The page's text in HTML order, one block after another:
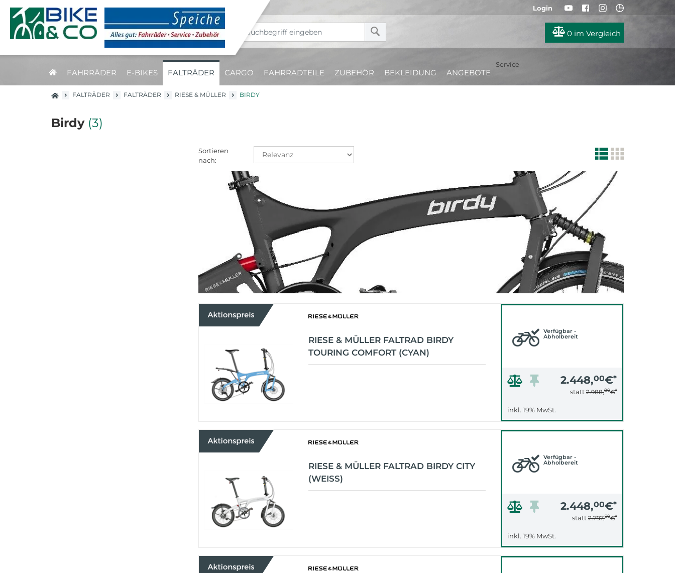
Login
0 im Vergleich
FAHRRÄDER E-BIKES FALTRÄDER CARGO FAHRRADTEILE ZUBEHÖR BEKLEIDUNG ANGEBOTE
Service
FALTRÄDER FALTRÄDER RIESE & MÜLLER BIRDY
Birdy (3)
Sortieren
nach:
RIESE & MÜLLER FALTRAD BIRDY
TOURING COMFORT (CYAN)
Verfügbar -
Abholbereit
2.448,00€*
statt 2.988,80€*
inkl. 19% MwSt.
RIESE & MÜLLER FALTRAD BIRDY CITY
(WEISS)
Verfügbar -
Abholbereit
2.448,00€*
statt 2.797,90€*
inkl. 19% MwSt.